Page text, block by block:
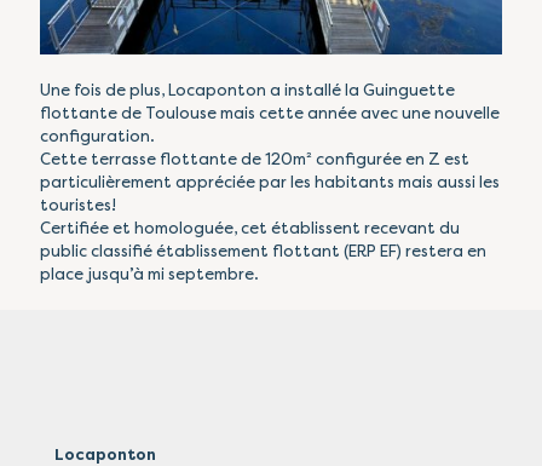
Une fois de plus, Locaponton a installé la Guinguette
flottante de Toulouse mais cette année avec une nouvelle
configuration.
Cette terrasse flottante de 120m² configurée en Z est
particulièrement appréciée par les habitants mais aussi les
touristes!
Certifiée et homologuée, cet établissent recevant du
public classifié établissement flottant (ERP EF) restera en
place jusqu’à mi septembre.
Locaponton